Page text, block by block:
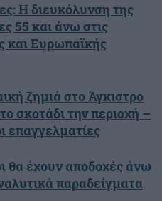
Η διευκόλυνση της
55 και άνω στις
και Ευρωπαϊκής
ζημιά στο Άγκιστρο
σκοτάδι την περιοχή –
επαγγελματίες
θα έχουν αποδοχές άνω
παραδείγματα